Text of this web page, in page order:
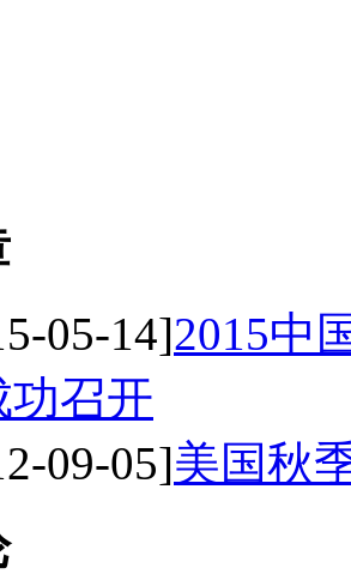
05-14]2015中
功召开
09-05]美国秋